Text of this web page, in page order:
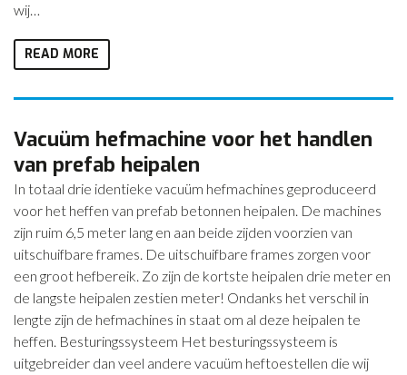
wij…
READ MORE
Vacuüm hefmachine voor het handlen
van prefab heipalen
In totaal drie identieke vacuüm hefmachines geproduceerd
voor het heffen van prefab betonnen heipalen. De machines
zijn ruim 6,5 meter lang en aan beide zijden voorzien van
uitschuifbare frames. De uitschuifbare frames zorgen voor
een groot hefbereik. Zo zijn de kortste heipalen drie meter en
de langste heipalen zestien meter! Ondanks het verschil in
lengte zijn de hefmachines in staat om al deze heipalen te
heffen. Besturingssysteem Het besturingssysteem is
uitgebreider dan veel andere vacuüm heftoestellen die wij